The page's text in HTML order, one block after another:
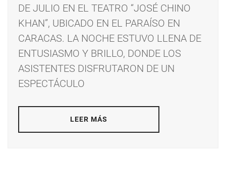
DE JULIO EN EL TEATRO “JOSÉ CHINO
KHAN”, UBICADO EN EL PARAÍSO EN
CARACAS. LA NOCHE ESTUVO LLENA DE
ENTUSIASMO Y BRILLO, DONDE LOS
ASISTENTES DISFRUTARON DE UN
ESPECTÁCULO
LEER MÁS